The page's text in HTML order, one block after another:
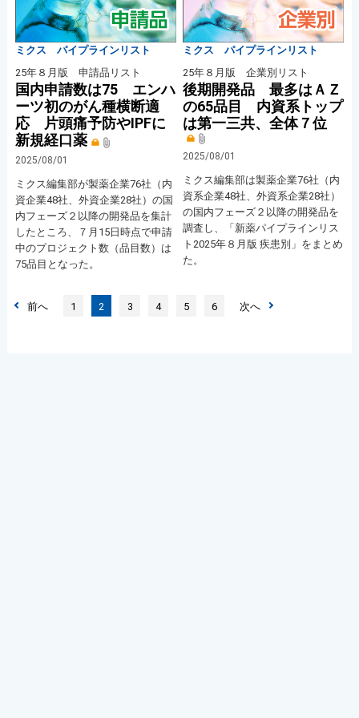
ミクス パイプラインリスト
25年８月版 申請品リスト
国内申請数は75 エンハ
ーツ初のがん種横断適
応 片頭痛予防やIPFに
新規経口薬
2025/08/01
ミクス編集部が製薬企業76社（内
資企業48社、外資企業28社）の国
内フェーズ２以降の開発品を集計
したところ、７月15日時点で申請
中のプロジェクト数（品目数）は
75品目となった。
ミクス パイプラインリスト
25年８月版 企業別リスト
後期開発品 最多はＡＺ
の65品目 内資系トップ
は第一三共、全体７位
2025/08/01
ミクス編集部は製薬企業76社（内
資系企業48社、外資系企業28社）
の国内フェーズ２以降の開発品を
調査し、「新薬パイプラインリス
ト2025年８月版 疾患別」をまとめ
た。
前へ 1 2 3 4 5 6 次へ